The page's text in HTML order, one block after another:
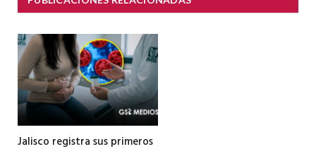
Jalisco registra sus primeros